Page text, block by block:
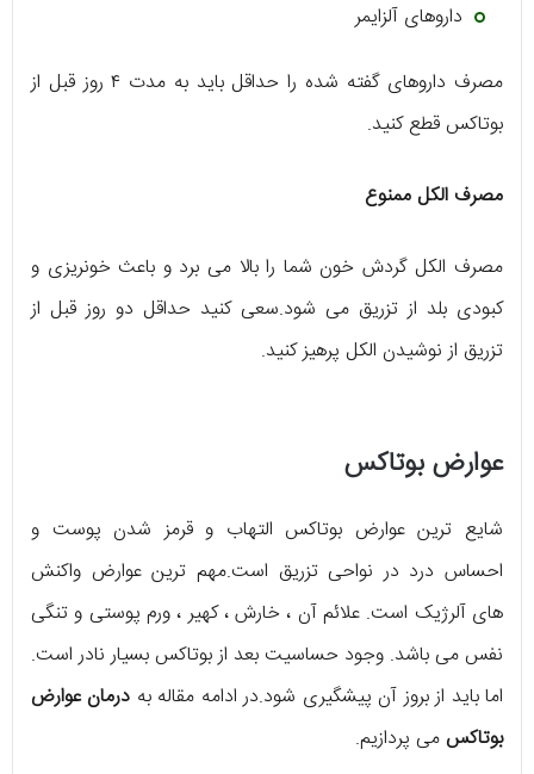
داروهای آلزایمر
مصرف داروهای گفته شده را حداقل باید به مدت ۴ روز قبل از
بوتاکس قطع کنید.
مصرف الکل ممنوع
مصرف الکل گردش خون شما را بالا می برد و باعث خونریزی و
کبودی بلد از تزریق می شود.سعی کنید حداقل دو روز قبل از
تزریق از نوشیدن الکل پرهیز کنید.
عوارض بوتاکس
شایع ترین عوارض بوتاکس التهاب و قرمز شدن پوست و
احساس درد در نواحی تزریق است.مهم ترین عوارض واکنش
های آلرژیک است. علائم آن ، خارش ، کهیر ، ورم پوستی و تنگی
نفس می باشد. وجود حساسیت بعد از بوتاکس بسیار نادر است.
اما باید از بروز آن پیشگیری شود.در ادامه مقاله به درمان عوارض
بوتاکس می پردازیم.